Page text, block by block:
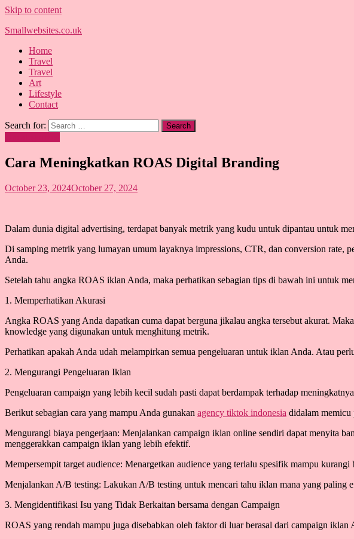
Skip to content
Smallwebsites.co.uk
Home
Travel
Travel
Art
Lifestyle
Contact
Search for:
Cara Meningkatkan ROAS Digital Branding
October 23, 2024October 27, 2024
Dalam dunia digital advertising, terdapat banyak metrik yang kudu untuk dipantau untuk
Di samping metrik yang lumayan umum layaknya impressions, CTR, dan conversion rate,
Anda.
Setelah tahu angka ROAS iklan Anda, maka perhatikan sebagian tips di bawah ini untuk
1. Memperhatikan Akurasi
Angka ROAS yang Anda dapatkan cuma dapat berguna jikalau angka tersebut akurat.
knowledge yang digunakan untuk menghitung metrik.
Perhatikan apakah Anda udah melampirkan semua pengeluaran untuk iklan Anda. Atau
2. Mengurangi Pengeluaran Iklan
Pengeluaran campaign yang lebih kecil sudah pasti dapat berdampak terhadap
Berikut sebagian cara yang mampu Anda gunakan agency tiktok indonesia didalam memicu
Mengurangi biaya pengerjaan: Menjalankan campaign iklan online sendiri dapat menyita
menggerakkan campaign iklan yang lebih efektif.
Mempersempit target audience: Menargetkan audience yang terlalu spesifik mampu
Menjalankan A/B testing: Lakukan A/B testing untuk mencari tahu iklan mana yang paling
3. Mengidentifikasi Isu yang Tidak Berkaitan bersama dengan Campaign
ROAS yang rendah mampu juga disebabkan oleh faktor di luar berasal dari campaign iklan